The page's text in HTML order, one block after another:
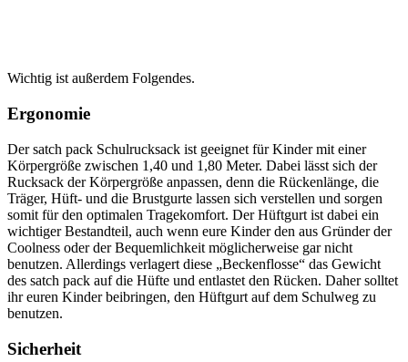
Wichtig ist außerdem Folgendes.
Ergonomie
Der satch pack Schulrucksack ist geeignet für Kinder mit einer
Körpergröße zwischen 1,40 und 1,80 Meter. Dabei lässt sich der
Rucksack der Körpergröße anpassen, denn die Rückenlänge, die
Träger, Hüft- und die Brustgurte lassen sich verstellen und sorgen
somit für den optimalen Tragekomfort. Der Hüftgurt ist dabei ein
wichtiger Bestandteil, auch wenn eure Kinder den aus Gründer der
Coolness oder der Bequemlichkeit möglicherweise gar nicht
benutzen. Allerdings verlagert diese „Beckenflosse“ das Gewicht
des satch pack auf die Hüfte und entlastet den Rücken. Daher solltet
ihr euren Kinder beibringen, den Hüftgurt auf dem Schulweg zu
benutzen.
Sicherheit